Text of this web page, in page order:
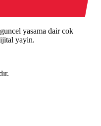
yasama dair cok
yayin.